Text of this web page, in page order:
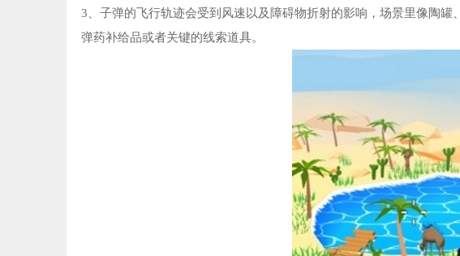
3、子弹的飞行轨迹会受到风速以及障碍物折射的影响，场景里像陶
弹药补给品或者关键的线索道具。